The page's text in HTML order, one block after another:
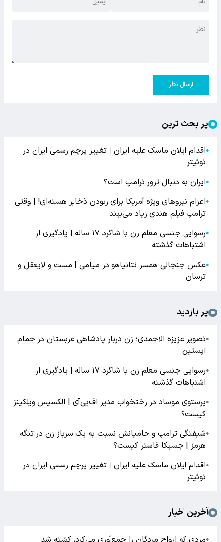
ارسال نظر
پر بحث ترین
●اقدام ایلان ماسک علیه ایران | تغییر پرچم رسمی ایران در
توئیتر
●ایران به دنبال ترور ترامپ است؟
●اعزام نیروهای ویژه آمریکا برای ربودن ذخایر هسته‌ای! | وقتی
ترامپ فیلم هندی زیاد می‌بیند
●
رسوایی جنسی معلم زن با شاگرد ۱۷ ساله | یادگیری از
اشتباهات گذشته
●عکس جنجالی همسر نتانیاهو در میامی | مست و لایعقل و
ترسان
پر بازدید
●تصویر عزیزه الاحمدی؛ زن دربار پادشاهی عربستان در حمام
اپستین
●
رسوایی جنسی معلم زن با شاگرد ۱۷ ساله | یادگیری از
اشتباهات گذشته
●پرستوی موساد در رختخواب مدیر اف‌بی‌آی | الکسیس ویلکینز
کیست؟
●شیفتگی ترامپ و حامیانش نسبت به یک سرباز زن در تنگه
هرمز | جسیکا فاستر کیست؟
●اقدام ایلان ماسک علیه ایران | تغییر پرچم رسمی ایران در
توئیتر
آخرین اخبار
●مردی که ارواح مردگان را جمع‌آوری می‌کرد، کشته شد